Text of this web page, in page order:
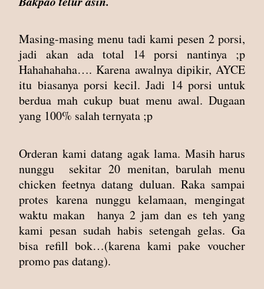
Masing-masing menu tadi kami pesen 2 porsi,
jadi akan ada total 14 porsi nantinya ;p
Hahahahaha…. Karena awalnya dipikir, AYCE
itu biasanya porsi kecil. Jadi 14 porsi untuk
berdua mah cukup buat menu awal. Dugaan
yang 100% salah ternyata ;p
Orderan kami datang agak lama. Masih harus
nunggu sekitar 20 menitan, barulah menu
chicken feetnya datang duluan. Raka sampai
protes karena nunggu kelamaan, mengingat
waktu makan hanya 2 jam dan es teh yang
kami pesan sudah habis setengah gelas. Ga
bisa refill bok…(karena kami pake voucher
promo pas datang).